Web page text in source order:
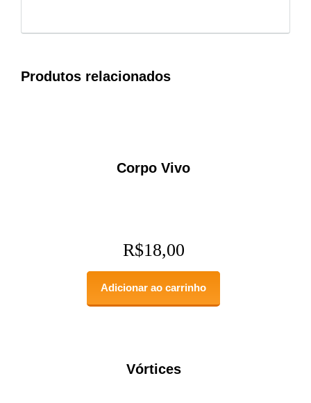
Produtos relacionados
Corpo Vivo
R$18,00
Adicionar ao carrinho
Vórtices